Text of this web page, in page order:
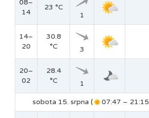
08–
14
23 °C
1
14–
20
30.8
°C
3
20–
02
28.4
°C
1
sobota 15. srpna ( 07:47 – 21:15